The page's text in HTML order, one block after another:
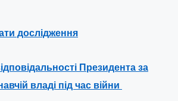
дослідження
Президента за
владі під час війни